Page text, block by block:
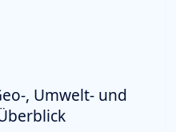
, Umwelt- und